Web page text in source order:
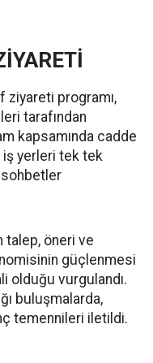
programı,
tarafından
kapsamında cadde
yerleri tek tek
talep, öneri ve
güçlenmesi
olduğu vurgulandı.
buluşmalarda,
temennileri iletildi.